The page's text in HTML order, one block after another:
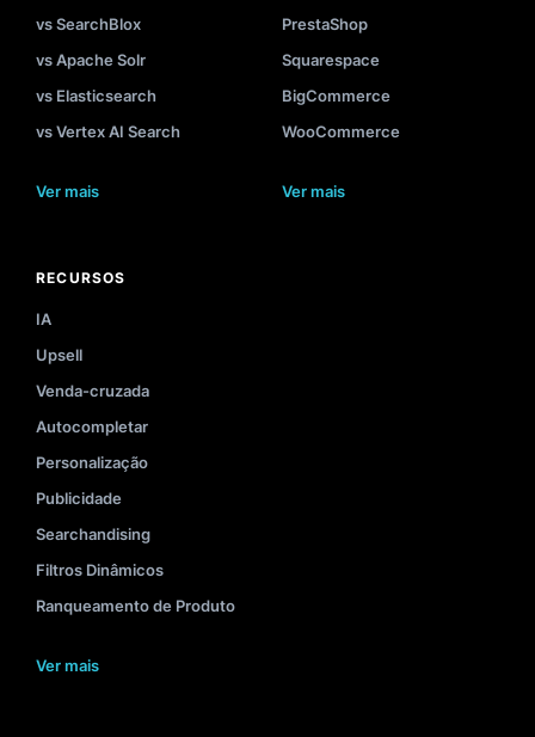
vs SearchBlox
vs Apache Solr
vs Elasticsearch
vs Vertex AI Search
Ver mais
PrestaShop
Squarespace
BigCommerce
WooCommerce
Ver mais
RECURSOS
IA
Upsell
Venda-cruzada
Autocompletar
Personalização
Publicidade
Searchandising
Filtros Dinâmicos
Ranqueamento de Produto
Ver mais